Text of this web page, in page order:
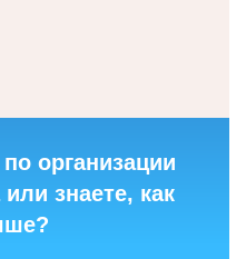
организации
знаете, как